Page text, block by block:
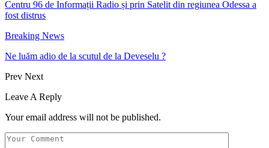
Centru 96 de Informații Radio și prin Satelit din regiunea Odessa a
fost distrus
Breaking News
Ne luăm adio de la scutul de la Deveselu ?
Prev Next
Leave A Reply
Your email address will not be published.